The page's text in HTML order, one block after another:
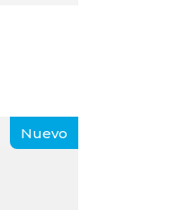
Nuevo